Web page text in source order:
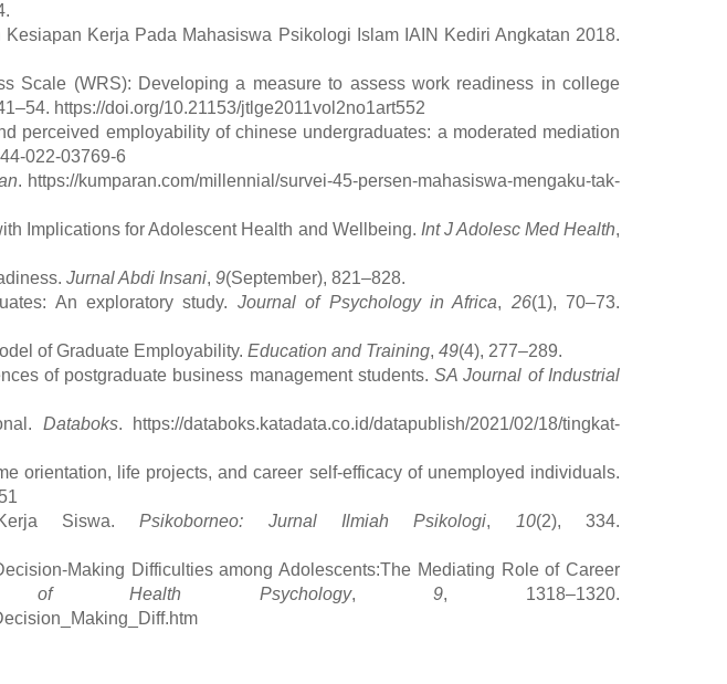
Kerja Pada Mahasiswa Psikologi Islam IAIN Kediri Angkatan 2018.
Scale (WRS): Developing a measure to assess work readiness in college
https://doi.org/10.21153/jtlge2011vol2no1art552
perceived employability of chinese undergraduates: a moderated mediation
022-03769-6
. https://kumparan.com/millennial/survei-45-persen-mahasiswa-mengaku-tak-
Implications for Adolescent Health and Wellbeing. Int J Adolesc Med Health,
Jurnal Abdi Insani, 9(September), 821–828.
An exploratory study. Journal of Psychology in Africa, 26(1), 70–73.
of Graduate Employability. Education and Training, 49(4), 277–289.
of postgraduate business management students.SA Journal of Industrial
Databoks. https://databoks.katadata.co.id/datapublish/2021/02/18/tingkat-
orientation, life projects, and career self-efficacy of unemployed individuals.
Siswa.Psikoborneo: Jurnal Ilmiah Psikologi, 10(2), 334.
Making Difficulties among Adolescents:The Mediating Role of Career
of Health Psychology,9, 1318–1320.